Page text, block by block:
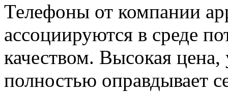
Телефоны от компании
ассоциируются в среде
качеством. Высокая цена,
полностью оправдывает